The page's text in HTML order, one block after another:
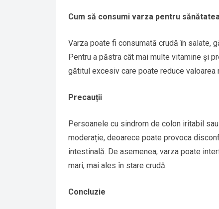
Cum să consumi varza pentru
Varza poate fi consumată crudă în salate,
Pentru a păstra cât mai multe vitamine și
gătitul excesiv care poate reduce valoarea
Precauții
Persoanele cu sindrom de colon iritabil
moderație, deoarece poate provoca
intestinală. De asemenea, varza poate
mari, mai ales în stare crudă.
Concluzie